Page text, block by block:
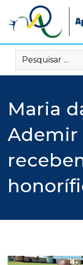
content
Maria
Ademir